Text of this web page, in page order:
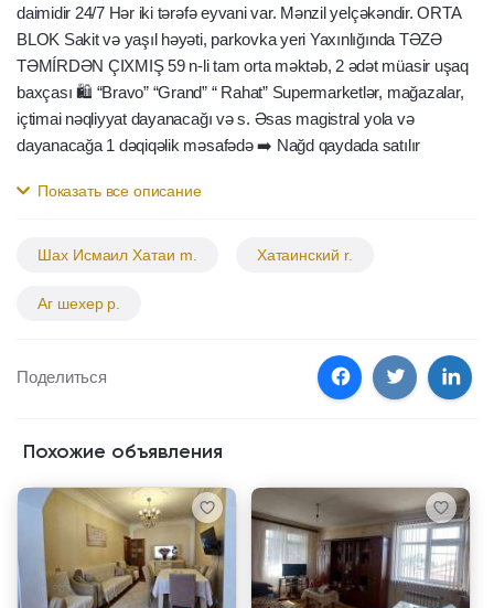
daimidir 24/7 Hər iki tərəfə eyvani var. Mənzil yelçəkəndir. ORTA
BLOK Sakit və yaşıl həyəti, parkovka yeri Yaxınlığında TƏZƏ
TƏMÍRDƏN ÇIXMIŞ 59 n-li tam orta məktəb, 2 ədət müasir uşaq
baxçası 🛍️ “Bravo” “Grand” “ Rahat” Supermarketlər, mağazalar,
içtimai nəqliyyat dayanacağı və s. Əsas magistral yola və
dayanacağa 1 dəqiqəlik məsafədə ➡️ Nağd qaydada satılır
Показать все описание
Шах Исмаил Хатаи m. Хатаинский r.
Аг шехер p.
Поделиться
Похожие объявления